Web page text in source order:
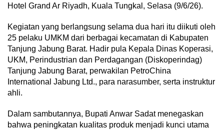
Hotel Grand Ar Riyadh, Kuala Tungkal, Selasa (9/6/26).
Kegiatan yang berlangsung selama dua hari itu diikuti oleh
25 pelaku UMKM dari berbagai kecamatan di Kabupaten
Tanjung Jabung Barat. Hadir pula Kepala Dinas Koperasi,
UKM, Perindustrian dan Perdagangan (Diskoperindag)
Tanjung Jabung Barat, perwakilan PetroChina
International Jabung Ltd., para narasumber, serta instruktur
ahli.
Dalam sambutannya, Bupati Anwar Sadat menegaskan
bahwa peningkatan kualitas produk menjadi kunci utama